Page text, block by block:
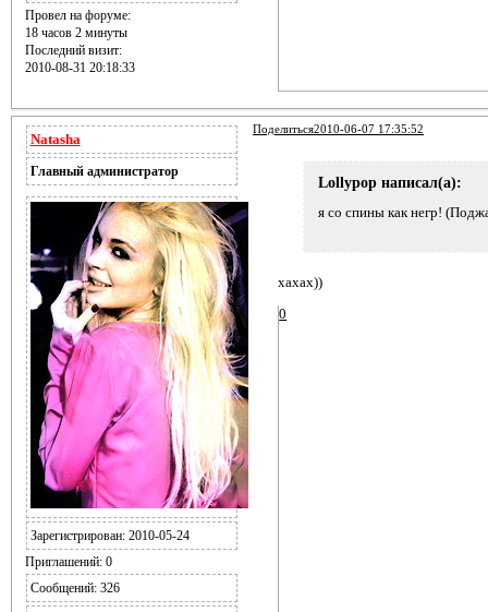
Провел на форуме:
18 часов 2 минуты
Последний визит:
2010-08-31 20:18:33
Поделиться2010-06-07 17:35:52
Natasha
Главный администратор
Зарегистрирован: 2010-05-24
Приглашений:0
Сообщений:326
Lollypop написал(а):
я со спины как негр!
хахах))
0